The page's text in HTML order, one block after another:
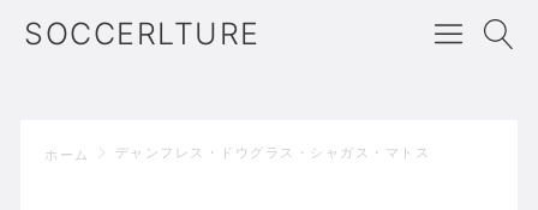
SOCCERLTURE
ホーム デャンフレス・ドウグラス・シャガス・マトス